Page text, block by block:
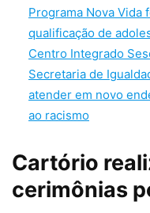
Programa Nova Vida
qualificação de
Centro Integrado
Secretaria de
atender em novo
ao racismo
Cartório
cerimônias